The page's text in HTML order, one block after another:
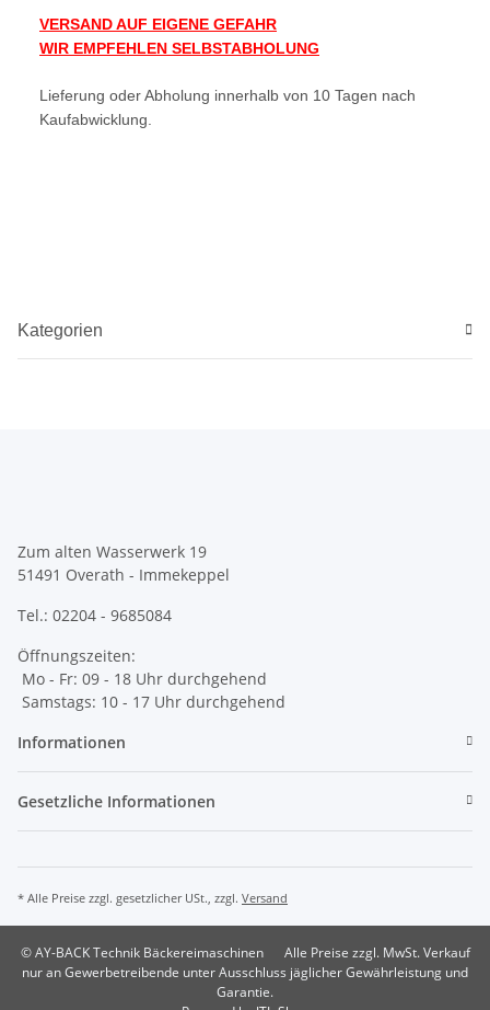
VERSAND AUF EIGENE GEFAHR
WIR EMPFEHLEN SELBSTABHOLUNG
Lieferung oder Abholung innerhalb von 10 Tagen nach
Kaufabwicklung.
Kategorien
Zum alten Wasserwerk 19
51491 Overath - Immekeppel
Tel.: 02204 - 9685084
Öffnungszeiten:
Mo - Fr: 09 - 18 Uhr durchgehend
Samstags: 10 - 17 Uhr durchgehend
Informationen
Gesetzliche Informationen
* Alle Preise zzgl. gesetzlicher USt., zzgl. Versand
© AY-BACK Technik Bäckereimaschinen
Alle Preise zzgl. MwSt. Verkauf
nur an Gewerbetreibende unter Ausschluss jäglicher Gewährleistung und
Garantie.